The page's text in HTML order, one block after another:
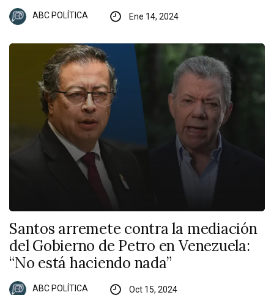
ABC POLÍTICA Ene 14, 2024
Santos arremete contra la mediación
del Gobierno de Petro en Venezuela:
“No está haciendo nada”
ABC POLÍTICA Oct 15, 2024